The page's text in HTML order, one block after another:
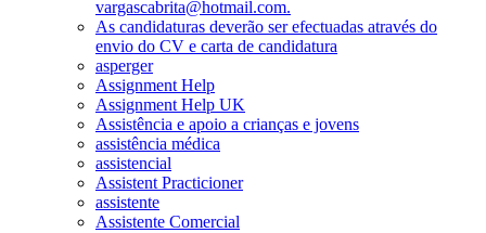
vargascabrita@hotmail.com.
As candidaturas deverão ser efectuadas através do
envio do CV e carta de candidatura
asperger
Assignment Help
Assignment Help UK
Assistência e apoio a crianças e jovens
assistência médica
assistencial
Assistent Practicioner
assistente
Assistente Comercial